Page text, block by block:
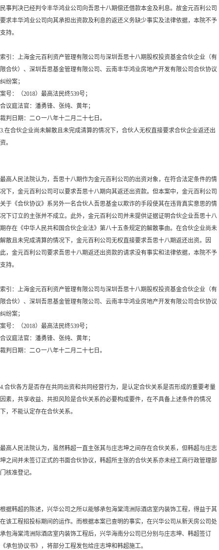
民事判决已经判令丰华鸿业公司向吾思十八期偿还借款本金及利息。故金元百利公司
要求丰华鸿业公司向其承担出资款及利息的返还义务缺少事实及法律依据，本院不予
支持。
索引：上海金元百利资产管理有限公司与深圳吾思十八期股权投资基金合伙企业（有
限合伙）、深圳吾思基金管理有限公司、云南丰华鸿业房地产开发有限公司合伙协议
纠纷案；
案号：（2018）最高法民终539号；
合议庭法官：潘勇锋、张纯、黄年；
裁判日期：二Ｏ一八年十二月二十七日。
3.在合伙企业尚未解散且未完成清算的情况下，合伙人无权直接要求合伙企业返还出
资。
最高人民法院认为，吾思十八期作为金元百利公司的出资对象，在符合法定条件的情
况下，金元百利公司可以要求吾思十八期向其返还出资款。但本案中，金元百利公司
关于《合伙协议》系另外一名合伙人吾思基金以欺诈的手段使其在违背真实意思的情
况下订立的主张并不成立。此外，金元百利公司并未提供证据证明合伙企业吾思十八
期存在《中华人民共和国合伙企业法》第八十五条规定的解散事由。在合伙企业尚未
解散且未完成清算的情况下，金元百利公司无权直接要求吾思十八期返还出资。因
此，金元百利公司要求吾思十八期返还出资款的请求没有事实和法律依据，本院不予
支持。
索引：上海金元百利资产管理有限公司与深圳吾思十八期股权投资基金合伙企业（有
限合伙）、深圳吾思基金管理有限公司、云南丰华鸿业房地产开发有限公司合伙协议
纠纷案；
案号：（2018）最高法民终539号；
合议庭法官：潘勇锋、张纯、黄年；
裁判日期：二Ｏ一八年十二月二十七日。
4.合伙各方是否存在共同出资和共同经营行为，是认定合伙关系是否形成的重要考量
因素，共享收益、共担风险是合伙关系的必要构成要件，在不具备上述条件的情况
下，不能认定存在合伙关系。
最高人民法院认为，虽然韩超一直主张其与庄志坤之间存在合伙关系，但韩超与庄志
坤之间并未签订正式的书面合伙协议，韩超所主张的合伙关系亦未经工商行政管理部
门核准登记。
根据韩超的陈述，兴华公司之所以能够承包海棠湾洲际酒店室内装饰工程，得益于其
在该工程招投标期间的运作。而根据本案已查明的事实，在兴华公司从新天房公司处
承包海棠湾洲际酒店室内装饰工程后，兴华海南分公司已分别与庄志坤、韩超签订
《承包协议书》，将部分工程发包给庄志坤和韩超施工。